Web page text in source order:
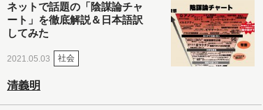
ネットで話題の「陰謀論チャ
ート」を徹底解説＆日本語訳
してみた
2021.05.03 社会
清義明